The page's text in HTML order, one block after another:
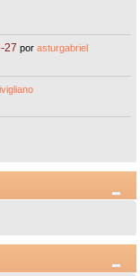
27 porasturgabriel